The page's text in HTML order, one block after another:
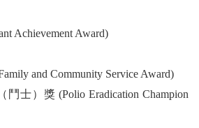
Achievement Award)
and Community Service Award)
士）獎 (Polio Eradication Champion